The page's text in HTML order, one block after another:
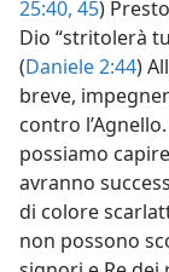
25:40, 45)
Dio “stritolerà
(Daniele 2:44)
breve,
contro l’Agnello.
possiamo
avranno
di colore
non possono